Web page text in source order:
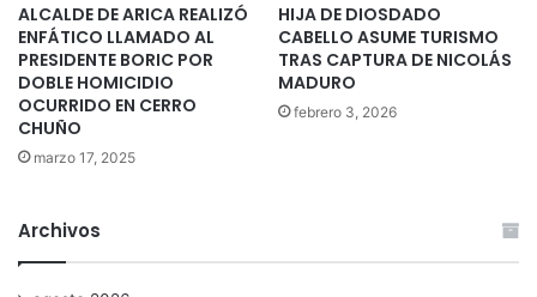
ALCALDE DE ARICA REALIZÓ
ENFÁTICO LLAMADO AL
PRESIDENTE BORIC POR
DOBLE HOMICIDIO
OCURRIDO EN CERRO
CHUÑO
marzo 17, 2025
HIJA DE DIOSDADO
CABELLO ASUME TURISMO
TRAS CAPTURA DE NICOLÁS
MADURO
febrero 3, 2026
Archivos